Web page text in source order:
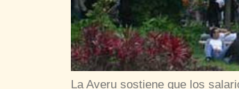
La Averu sostiene que los